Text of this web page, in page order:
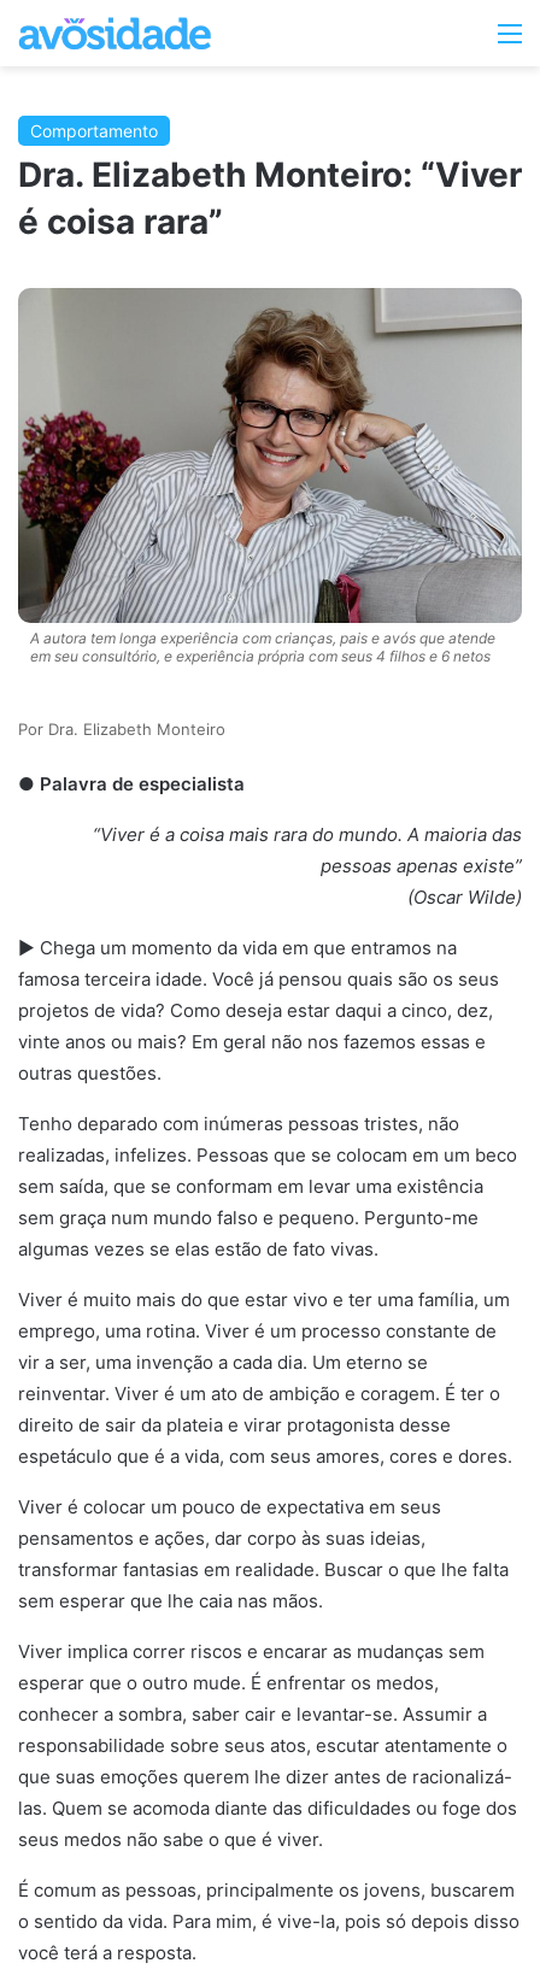
Switch
Comportamento
Dra. Elizabeth Monteiro: “Viver
é coisa rara”
A autora tem longa experiência com crianças, pais e avós que atende
em seu consultório, e experiência própria com seus 4 filhos e 6 netos
Dra. Elizabeth Monteiro
● Palavra de especialista
“Viver é a coisa mais rara do mundo. A maioria das
pessoas apenas existe”
(Oscar Wilde)
► Chega um momento da vida em que entramos na
famosa terceira idade. Você já pensou quais são os seus
projetos de vida? Como deseja estar daqui a cinco, dez,
vinte anos ou mais? Em geral não nos fazemos essas e
outras questões.
Tenho deparado com inúmeras pessoas tristes, não
realizadas, infelizes. Pessoas que se colocam em um beco
sem saída, que se conformam em levar uma existência
sem graça num mundo falso e pequeno. Pergunto-me
algumas vezes se elas estão de fato vivas.
Viver é muito mais do que estar vivo e ter uma família, um
emprego, uma rotina. Viver é um processo constante de
vir a ser, uma invenção a cada dia. Um eterno se
reinventar. Viver é um ato de ambição e coragem. É ter o
direito de sair da plateia e virar protagonista desse
espetáculo que é a vida, com seus amores, cores e dores.
Viver é colocar um pouco de expectativa em seus
pensamentos e ações, dar corpo às suas ideias,
transformar fantasias em realidade. Buscar o que lhe falta
sem esperar que lhe caia nas mãos.
Viver implica correr riscos e encarar as mudanças sem
esperar que o outro mude. É enfrentar os medos,
conhecer a sombra, saber cair e levantar-se. Assumir a
responsabilidade sobre seus atos, escutar atentamente o
que suas emoções querem lhe dizer antes de racionalizá-
las. Quem se acomoda diante das dificuldades ou foge dos
seus medos não sabe o que é viver.
É comum as pessoas, principalmente os jovens, buscarem
o sentido da vida. Para mim, é vive-la, pois só depois disso
você terá a resposta.